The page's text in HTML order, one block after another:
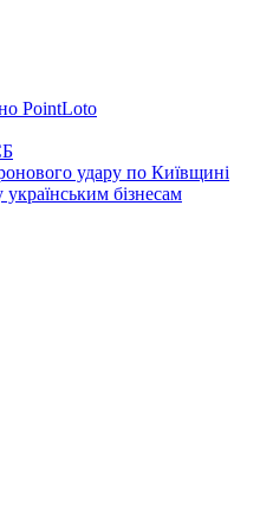
PointLoto
удару по Київщині
бізнесам